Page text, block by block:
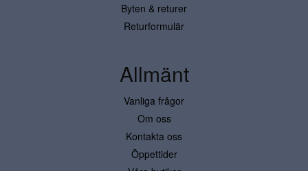
Byten & returer
Returformulär
Allmänt
Vanliga frågor
Om oss
Kontakta oss
Öppettider